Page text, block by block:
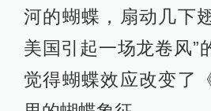
幸身中冷枪而死的结
死于战场，那一天整
寂和宁静，指挥官收